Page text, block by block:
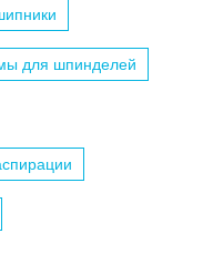
для шпинделей